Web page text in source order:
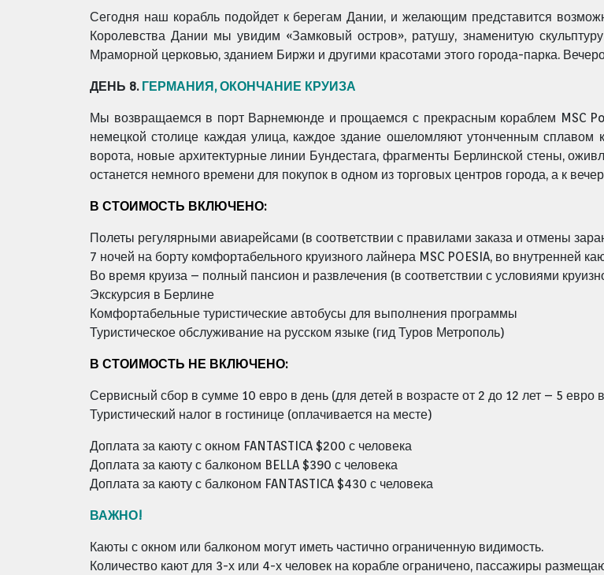
Сегодня наш корабль подойдет к берегам Дании, и желающим представится
Королевства Дании мы увидим «Замковый остров», ратушу, знаменитую
Мраморной церковью, зданием Биржи и другими красотами этого города-парка.
ДЕНЬ 8. ГЕРМАНИЯ, ОКОНЧАНИЕ КРУИЗА
Мы возвращаемся в порт Варнемюнде и прощаемся с прекрасным кораблем MSC
немецкой столице каждая улица, каждое здание ошеломляют утонченным сплавом
ворота, новые архитектурные линии Бундестага, фрагменты Берлинской стены,
останется немного времени для покупок в одном из торговых центров города, а к
В СТОИМОСТЬ ВКЛЮЧЕНО:
Полеты регулярными авиарейсами (в соответствии с правилами заказа и отмены
7 ночей на борту комфортабельного круизного лайнера MSC POESIA, во внутренней
Во время круиза – полный пансион и развлечения (в соответствии с условиями
Экскурсия в Берлине
Комфортабельные туристические автобусы для выполнения программы
Туристическое обслуживание на русском языке (гид Туров Метрополь)
В СТОИМОСТЬ НЕ ВКЛЮЧЕНО:
Сервисный сбор в сумме 10 евро в день (для детей в возрасте от 2 до 12 лет – 5 евро
Туристический налог в гостинице (оплачивается на месте)
Доплата за каюту с окном FANTASTICA $200 с человека
Доплата за каюту с балконом BELLA $390 с человека
Доплата за каюту с балконом FANTASTICA $430 с человека
ВАЖНО!
Каюты с окном или балконом могут иметь частично ограниченную видимость.
Количество кают для 3-х или 4-х человек на корабле ограничено, пассажиры